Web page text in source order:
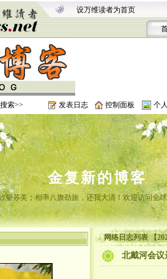
设万维读者为首页
搜索>> 发表日志 控制面板 个
金复新的博客
颦苏美；相率八旗劲旅，还我大清！欢迎访问全
网络日志列表 【
北戴河会议